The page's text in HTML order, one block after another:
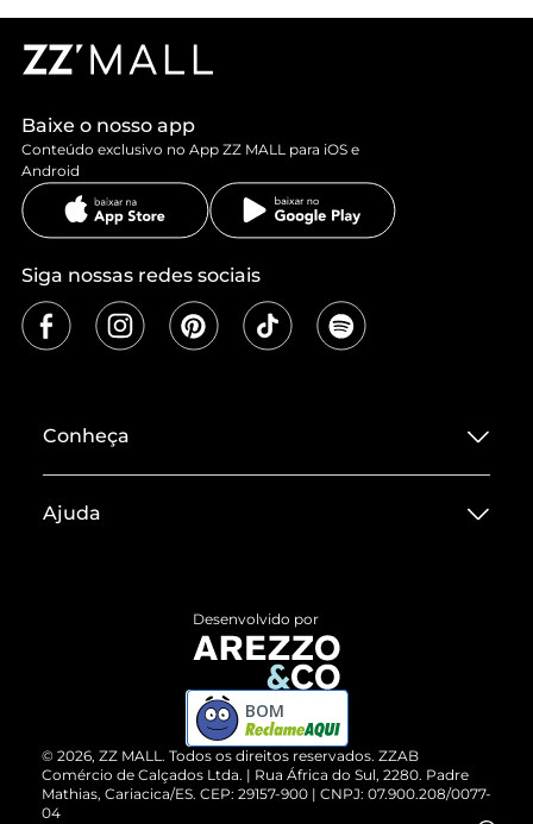
Baixe o nosso app
Conteúdo exclusivo no App ZZ MALL para iOS e
Android
Siga nossas redes sociais
Conheça
Termos de Uso
ZZ MALL é confiável
Cartão Presente
Vendas Corporativas
Ajuda
Devolução do Produto
Compre pelo WhatsApp
© 2026, ZZ MALL. Todos os direitos reservados. ZZAB
Comércio de Calçados Ltda. | Rua África do Sul, 2280. Padre
Mathias, Cariacica/ES. CEP: 29157-900 | CNPJ: 07.900.208/0077-
04
Desenvolvido por
BOM